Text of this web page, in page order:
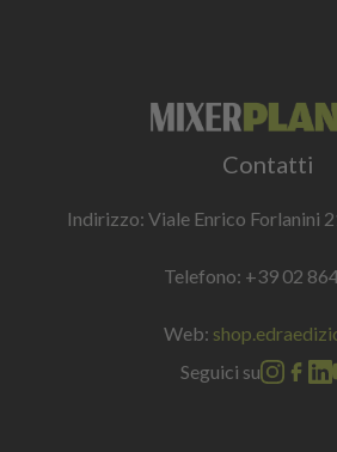
Contatti
Indirizzo: Viale Enrico Forlanini
Telefono: +39 02
Web:
Seguici su